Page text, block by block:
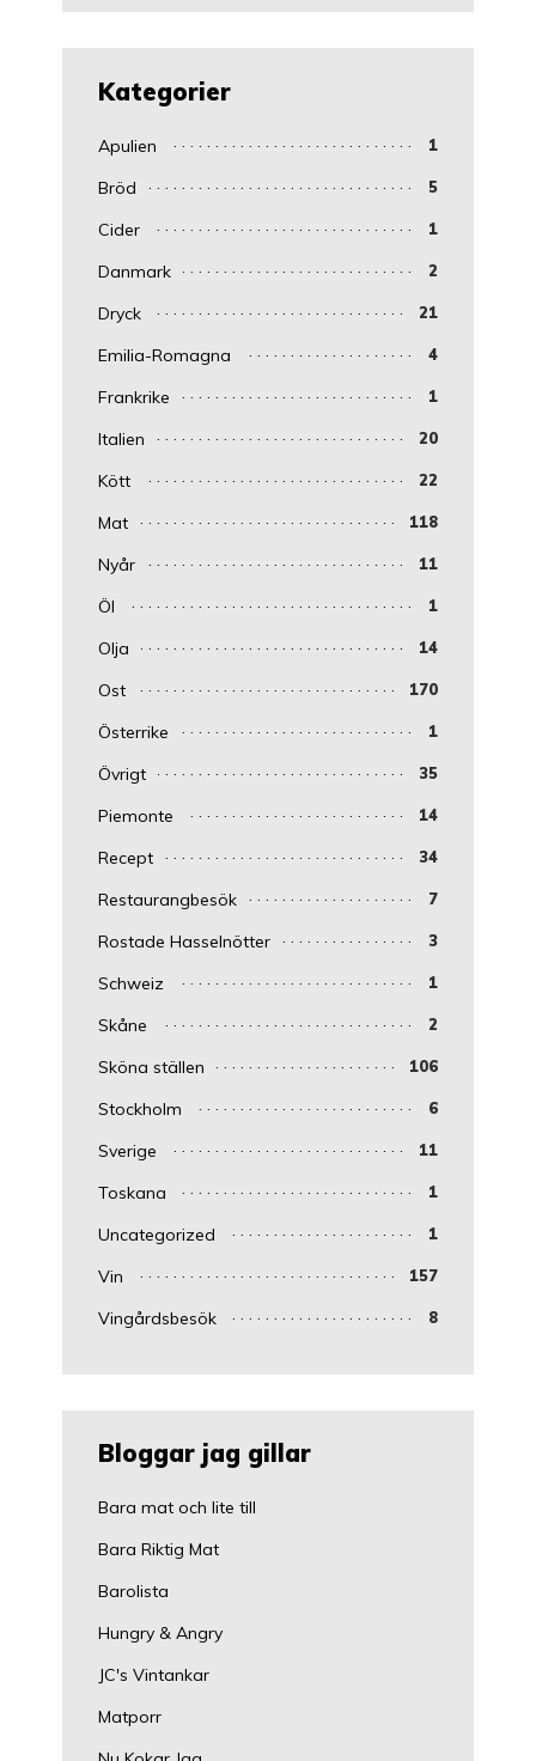
Kategorier
Apulien 1
Bröd 5
Cider 1
Danmark 2
Dryck 21
Emilia-Romagna 4
Frankrike 1
Italien 20
Kött 22
Mat 118
Nyår 11
Öl 1
Olja 14
Ost 170
Österrike 1
Övrigt 35
Piemonte 14
Recept 34
Restaurangbesök 7
Rostade Hasselnötter 3
Schweiz 1
Skåne 2
Sköna ställen 106
Stockholm 6
Sverige 11
Toskana 1
Uncategorized 1
Vin 157
Vingårdsbesök 8
Bloggar jag gillar
Bara mat och lite till
Bara Riktig Mat
Barolista
Hungry & Angry
JC's Vintankar
Matporr